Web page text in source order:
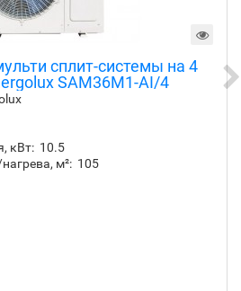
сплит-системы на 4
SAM36M1-AI/4
кВт: 10.5
м²: 105